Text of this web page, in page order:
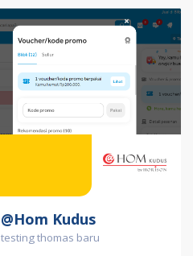
@Hom Kudus
testing thomas baru